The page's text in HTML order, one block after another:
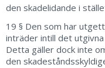
den skadelidande i
19 § Den som har
inträder intill det
Detta gäller dock inte
den